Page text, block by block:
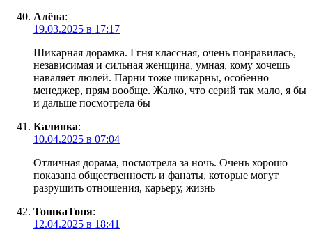
Алёна:
19.03.2025 в 17:17
Шикарная дорамка. Ггня классная, очень понравилась,
независимая и сильная женщина, умная, кому хочешь
наваляет люлей. Парни тоже шикарны, особенно
менеджер, прям вообще. Жалко, что серий так мало, я бы
и дальше посмотрела бы
Калинка:
10.04.2025 в 07:04
Отличная дорама, посмотрела за ночь. Очень хорошо
показана общественность и фанаты, которые могут
разрушить отношения, карьеру, жизнь
ТошкаТоня:
12.04.2025 в 18:41